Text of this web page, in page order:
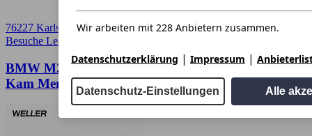
76227 Karlsruhe
Besuche Leasingmarkt
BMW M2 Coupe DriversPackage HuD Stp&Go
Kam Memo DA
Wir arbeiten mit 228 Anbietern zusammen.
Datenschutzerklärung | Impressum |
Datenschutz-Einstellungen Alle